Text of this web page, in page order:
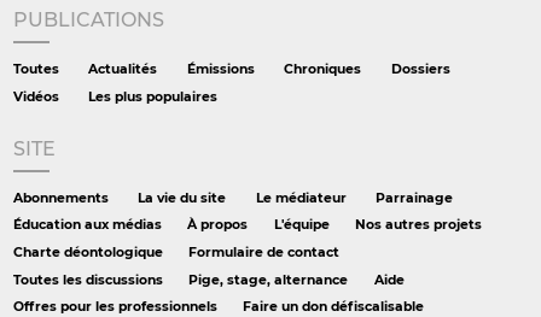
PUBLICATIONS
Toutes Actualités Émissions Chroniques
Dossiers
Vidéos
Les plus populaires
SITE
Abonnements La vie du site Le médiateur
Parrainage
Éducation aux médias
À propos L'équipe
Nos autres projets
Charte déontologique
Formulaire de contact
Toutes les discussions
Pige, stage, alternance
Aide
Offres pour les professionnels
Faire un don défiscalisable